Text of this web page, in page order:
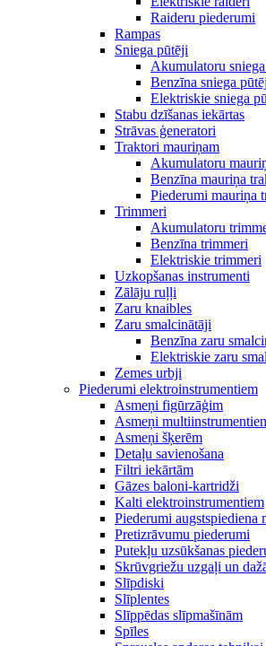
Raideru piederumi
Rampas
Sniega pūtēji
Akumulatoru
Benzīna sniega
Elektriskie sniega
Stabu dzīšanas iekārtas
Strāvas ģeneratori
Traktori mauriņam
Akumulatoru
Benzīna mauriņa
Piederumi mauriņa
Trimmeri
Akumulatoru
Benzīna trimmeri
Elektriskie trimmeri
Uzkopšanas instrumenti
Zālāju ruļļi
Zaru knaibles
Zaru smalcinātāji
Benzīna zaru
Elektriskie zaru
Zemes urbji
Piederumi elektroinstrumentiem
Asmeņi figūrzāģim
Asmeņi
Asmeņi šķerēm
Detaļu savienošana
Filtri iekārtām
Gāzes baloni-kartridži
Kalti elektroinstrumentiem
Piederumi augstspiediena
Pretizrāvumu piederumi
Putekļu uzsūkšanas
Skrūvgriežu uzgaļi un
Slīpdiski
Slīplentes
Slīppēdas slīpmašīnām
Spīles